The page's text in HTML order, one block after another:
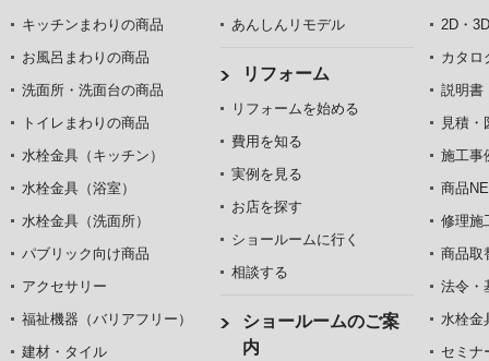
キッチンまわりの商品
お風呂まわりの商品
洗面所・洗面台の商品
トイレまわりの商品
水栓金具（キッチン）
水栓金具（浴室）
水栓金具（洗面所）
パブリック向け商品
アクセサリー
福祉機器（バリアフリー）
建材・タイル
あんしんリモデル
リフォーム
リフォームを始める
費用を知る
実例を見る
お店を探す
ショールームに行く
相談する
ショールームのご案
内
2D・
カタロ
説明書
見積・
施工事
商品
修理施
商品取
法令・
水栓金
セミナ